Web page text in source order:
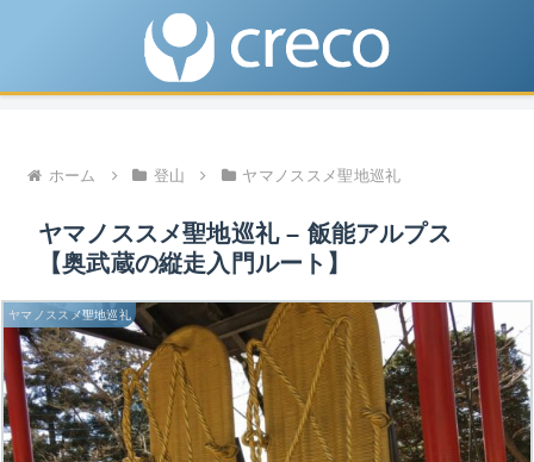
ホーム 登山 ヤマノススメ聖地巡礼
ヤマノススメ聖地巡礼 – 飯能アルプス
【奥武蔵の縦走入門ルート】
ヤマノススメ聖地巡礼